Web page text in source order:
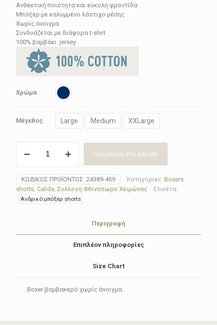
Ανθεκτική ποιότητα και εύκολη φροντίδα
Μπόξερ με καλυμμένο λάστιχο μέσης.
Χωρίς άνοιγμα
Συνδυάζεται με διάφορα t-shirt
100% βαμβάκι jersey
Χρώμα
Μέγεθος Large Medium XXLarge
short
Calida
24389-
469
PRINTS
Προσθήκη στο καλάθι
ΚΩΔΙΚΌΣ ΠΡΟΪΌΝΤΟΣ: 24389-469 Κατηγορίες: Boxers
shorts Calida Συλλογή Φθινόπωρο Χειμώνας Ετικέτα:
Ανδρικό μπόξερ shorts
Περιγραφή
Επιπλέον πληροφορίες
Size Chart
Boxer βαμβακερό χωρίς άνοιγμα.